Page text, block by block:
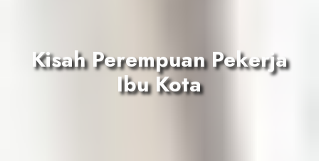
Kisah Perempuan Pekerja
Ibu Kota